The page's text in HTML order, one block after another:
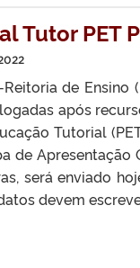
Tutor PET
de Ensino
após
Tutorial
de Apresentação
será enviado
devem